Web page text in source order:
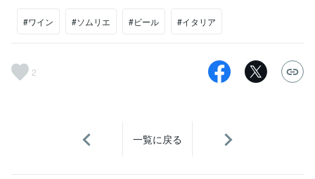
#ワイン #ソムリエ #ビール #イタリア
2
一覧に戻る